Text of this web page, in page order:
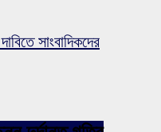
সাংবাদিকদের